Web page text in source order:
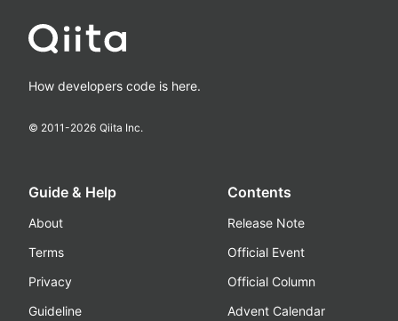
How developers code is here.
© 2011-2026 Qiita Inc.
Guide & Help
About
Terms
Privacy
Guideline
Contents
Release Note
Official Event
Official Column
Advent Calendar